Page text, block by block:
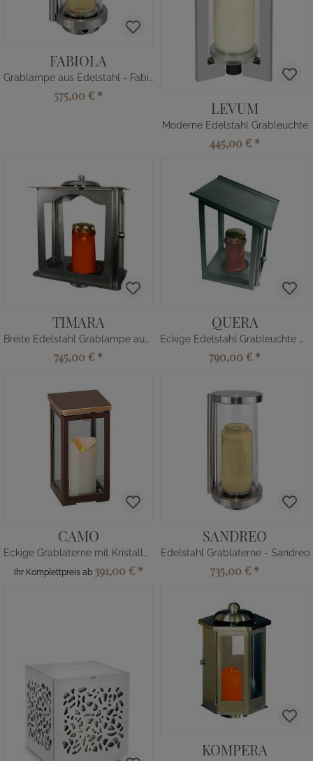
FABIOLA
Grablampe aus Edelstahl - Fabiola
575,00 € *
LEVUM
Moderne Edelstahl Grableuchte
445,00 € *
TIMARA
Breite Edelstahl Grablampe aus Handarbeit
745,00 € *
QUERA
Eckige Edelstahl Grableuchte mit Schrägdach
790,00 € *
CAMO
Eckige Grablaterne mit Kristallglas
Ihr Komplettpreis ab 391,00 € *
SANDREO
Edelstahl Grablaterne - Sandreo
735,00 € *
KOMPERA